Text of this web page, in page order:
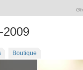
2009
Boutique